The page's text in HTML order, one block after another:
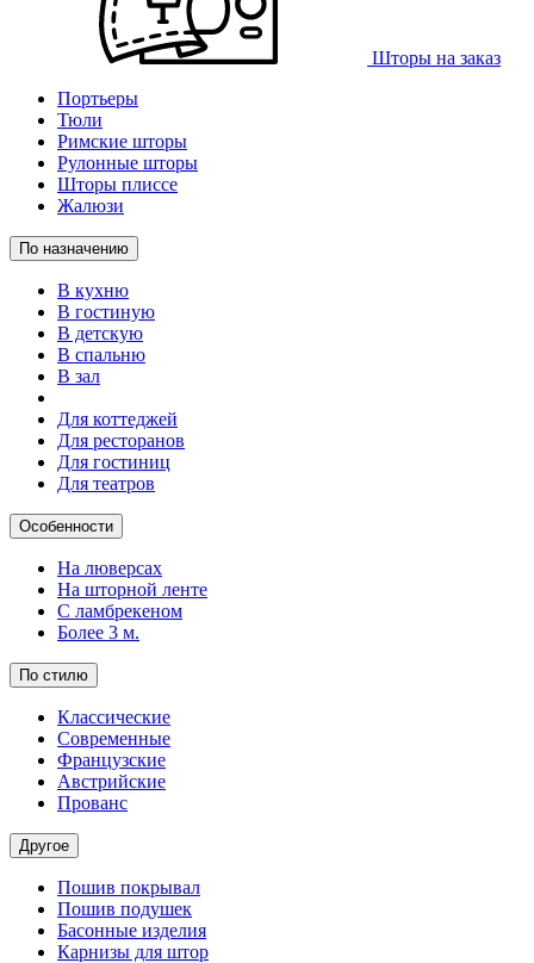
Шторы на заказ
Портьеры
Тюли
Римские шторы
Рулонные шторы
Шторы плиссе
Жалюзи
По назначению
В кухню
В гостиную
В детскую
В спальню
В зал
Для коттеджей
Для ресторанов
Для гостиниц
Для театров
Особенности
На люверсах
На шторной ленте
С ламбрекеном
Более 3 м.
По стилю
Классические
Современные
Французские
Австрийские
Прованс
Другое
Пошив покрывал
Пошив подушек
Басонные изделия
Карнизы для штор